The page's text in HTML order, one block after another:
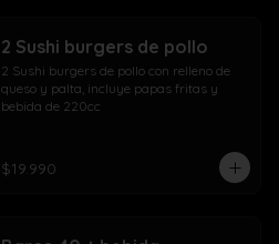
2 Sushi burgers de pollo
2 Sushi burgers de pollo con relleno de
queso y palta, incluye papas fritas y
bebida de 220cc
$19.990